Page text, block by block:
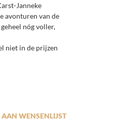
Janneke
avonturen van de
nóg voller,
niet in de prijzen
WENSENLIJST